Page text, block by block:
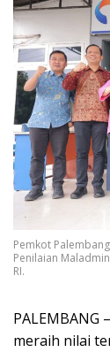
Pemkot
Penilaian
RI.
PALEMBANG
meraih nilai